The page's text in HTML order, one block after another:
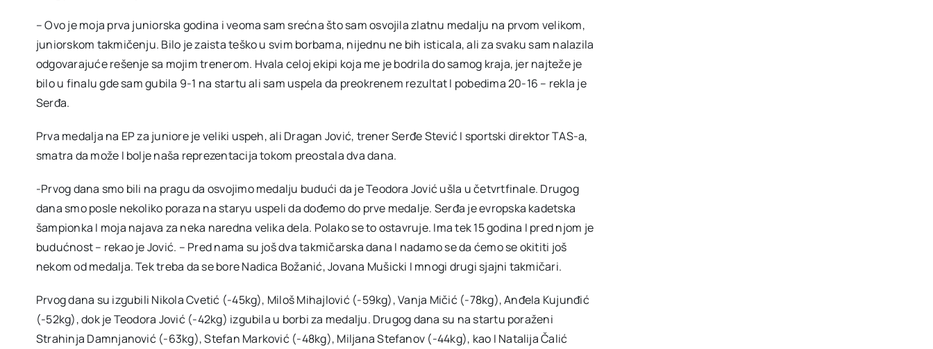
– Ovo je moja prva juniorska godina i veoma sam srećna što sam osvojila zlatnu medalju na prvom velikom,
juniorskom takmičenju. Bilo je zaista teško u svim borbama, nijednu ne bih isticala, ali za svaku sam nalazila
odgovarajuće rešenje sa mojim trenerom. Hvala celoj ekipi koja me je bodrila do samog kraja, jer najteže je
bilo u finalu gde sam gubila 9-1 na startu ali sam uspela da preokrenem rezultat I pobedima 20-16 – rekla je
Serđa.
Prva medalja na EP za juniore je veliki uspeh, ali Dragan Jović, trener Serđe Stević I sportski direktor TAS-a,
smatra da može I bolje naša reprezentacija tokom preostala dva dana.
-Prvog dana smo bili na pragu da osvojimo medalju budući da je Teodora Jović ušla u četvrtfinale. Drugog
dana smo posle nekoliko poraza na staryu uspeli da dođemo do prve medalje. Serđa je evropska kadetska
šampionka I moja najava za neka naredna velika dela. Polako se to ostavruje. Ima tek 15 godina I pred njom je
budućnost – rekao je Jović. – Pred nama su još dva takmičarska dana I nadamo se da ćemo se okititi još
nekom od medalja. Tek treba da se bore Nadica Božanić, Jovana Mušicki I mnogi drugi sjajni takmičari.
Prvog dana su izgubili Nikola Cvetić (-45kg), Miloš Mihajlović (-59kg), Vanja Mičić (-78kg), Anđela Kujunđić
(-52kg), dok je Teodora Jović (-42kg) izgubila u borbi za medalju. Drugog dana su na startu poraženi
Strahinja Damnjanović (-63kg), Stefan Marković (-48kg), Miljana Stefanov (-44kg), kao I Natalija Čalić